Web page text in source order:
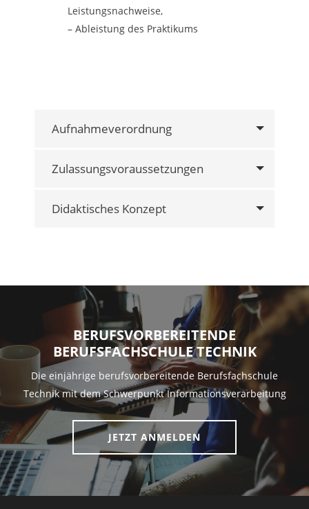
Leistungsnachweise,
– Ableistung des Praktikums
Aufnahmeverordnung
Zulassungsvoraussetzungen
Didaktisches Konzept
BERUFSVORBEREITENDE
BERUFSFACHSCHULE TECHNIK
Die einjährige berufsvorbereitende Berufsfachschule
Technik mit dem Schwerpunkt Informationsverarbeitung
JETZT ANMELDEN